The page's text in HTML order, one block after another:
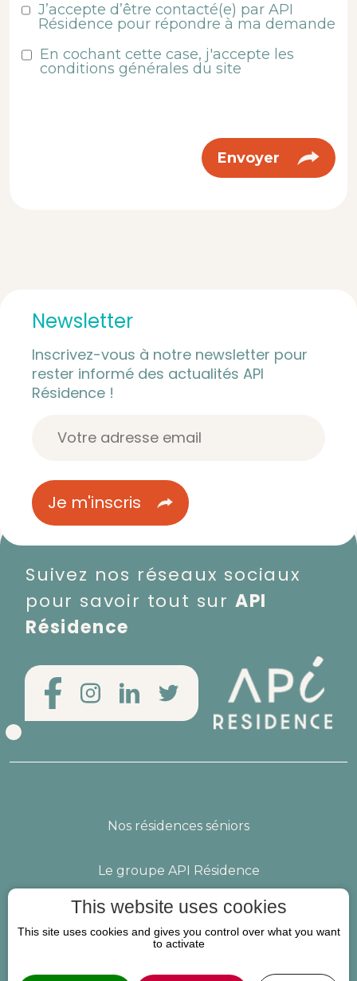
J’accepte d’être contacté(e) par API
Résidence pour répondre à ma demande
En cochant cette case, j'accepte les
conditions générales du site
Newsletter
Inscrivez-vous à notre newsletter pour
rester informé des actualités API
Résidence !
Suivez nos réseaux sociaux
pour savoir tout sur API
Résidence
Nos résidences séniors
Le groupe API Résidence
Nous rejoindre Vos questions
This website uses cookies
This site uses cookies and gives you control over what you want
to activate